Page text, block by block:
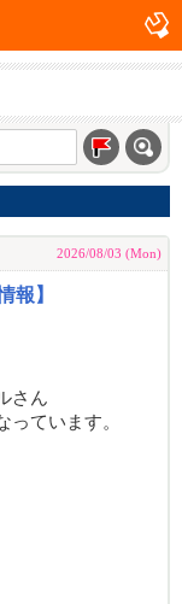
2026/08/03 (Mon)
報】
さん
ています。